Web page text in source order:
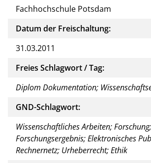
Fachhochschule Potsdam
Datum der Freischaltung:
31.03.2011
Freies Schlagwort / Tag:
Diplom Dokumentation;
GND-Schlagwort:
Wissenschaftliches Arbeiten;
Forschungsergebnis; Elektronisches
Rechnernetz; Urheberrecht; Ethik